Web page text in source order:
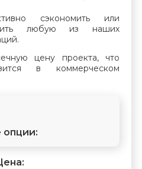
сэкономить или
любую из наших
цену проекта, что
в коммерческом